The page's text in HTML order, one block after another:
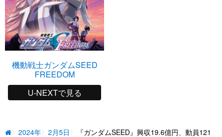
機動戦士ガンダムSEED
FREEDOM
U-NEXTで見る
2024年 2月5日 『ガンダムSEED』興収19.6億円、動員121